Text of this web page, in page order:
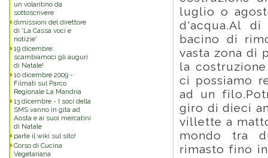
un volantino da
sottoscrivere
dimissioni del direttore
di 'La Cassa voci e
notizie'
19 dicembre:
scambiamoci gli auguri
di Natale!
10 dicembre 2009 -
Filmati sul Parco
Regionale La Mandria
13 dicembre - I soci della
SMS vanno in gita ad
Aosta e ai suoi mercatini
di Natale
parte il wiki sul sito!
Corso di Cucina
Vegetariana
luglio o
d'acqua.Al
bacino di
vasta zona di
la
ci possiamo
ad un
giro di dieci
villette a
mondo tra
rimasto fino